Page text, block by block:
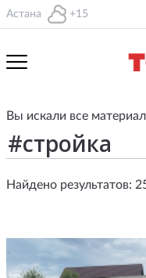
Астана +15
Вы искали все
Найдено результатов: